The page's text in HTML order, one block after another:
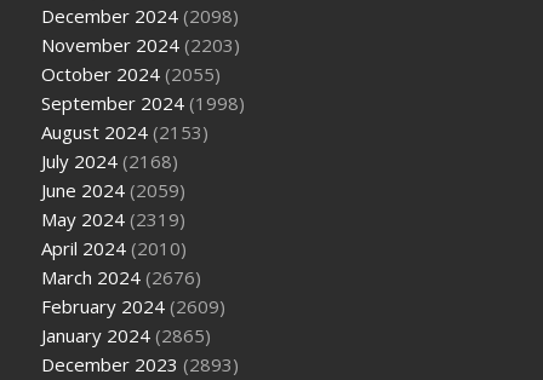
December 2024 (2098)
November 2024 (2203)
October 2024 (2055)
September 2024 (1998)
August 2024 (2153)
July 2024 (2168)
June 2024 (2059)
May 2024 (2319)
April 2024 (2010)
March 2024 (2676)
February 2024 (2609)
January 2024 (2865)
December 2023 (2893)